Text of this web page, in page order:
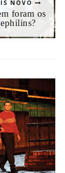
NOVO
foram os